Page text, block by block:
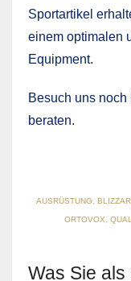
Sportartikel
einem optimalen
Equipment.
Besuch uns
beraten.
AUSRÜSTUNG,
ORTOVOX,
Was Sie